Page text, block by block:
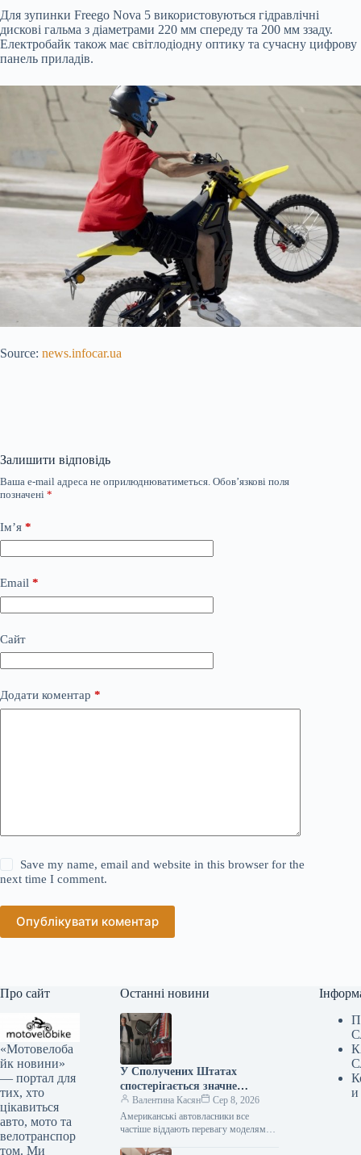
Для зупинки Freego Nova 5 використовуються гідравлічні
дискові гальма з діаметрами 220 мм спереду та 200 мм ззаду.
Електробайк також має світлодіодну оптику та сучасну цифрову
панель приладів.
Source: news.infocar.ua
Залишити відповідь
Ваша e-mail адреса не оприлюднюватиметься. Обов’язкові поля
позначені *
Ім’я *
Email *
Сайт
Додати коментар *
Save my name, email and website in this browser for the
next time I comment.
Опублікувати коментар
Про сайт
«Мотовелоба
йк новини»
— портал для
тих, хто
цікавиться
авто, мото та
велотранспор
том. Ми
Останні новини
У Сполучених Штатах
спостерігається значне
зниження популярності
елітних автомобілів.
Валентина Касян
Сер 8, 2026
Американські автовласники все
частіше віддають перевагу моделям
и